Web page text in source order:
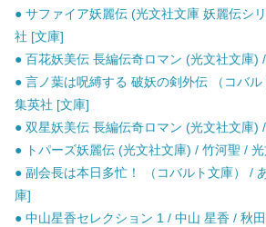
● サファイア妖麗伝 (光文社文庫 妖麗伝シ
社 [文庫]
● 百花妖美伝 長編伝奇ロマン (光文社文庫)
● 言ノ葉は呪縛する 破妖の剣外伝 （コバ
集英社 [文庫]
● 双星妖美伝 長編伝奇ロマン (光文社文庫)
● トパーズ妖麗伝 (光文社文庫) / 竹河聖 /
● 副会長は本日多忙！ （コバルト文庫） /
庫]
● 中山星香セレクション 1 / 中山 星香 / 秋